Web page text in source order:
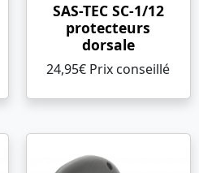
SAS-TEC SC-1/12
protecteurs
dorsale
24,95€ Prix ​​conseillé